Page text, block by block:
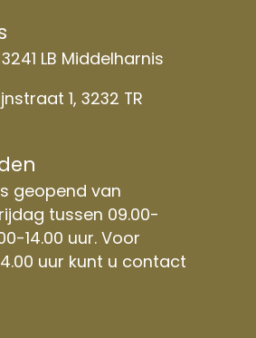
LB Middelharnis
1, 3232 TR
geopend van
tussen 09.00-
14.00 uur. Voor
uur kunt u contact